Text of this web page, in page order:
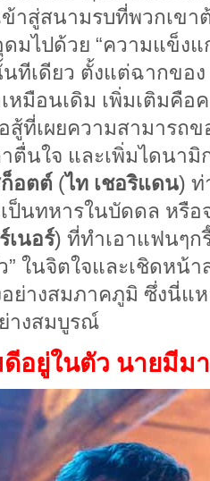
าสู่สนามรบที่พวกเขา
มไปด้วย “ความแข็งแ
นทีเดียว ตั้งแต่ฉากของ
หมือนเดิม เพิ่มเติมคื
ที่เผยความสามารถข
ตื่นใจ และเพิ่มไดนา
อตต์ (ไท เชอริแดน) ท่
ป็นทหารในบัดดล หรื
เนอร์) ที่ทำเอาแฟนๆ
” ในจิตใจและเชิดหน้
ย่างสมภาคภูมิ ซึ่งนี่แ
างสมบูรณ์
อยู่ในตัว นายมีม